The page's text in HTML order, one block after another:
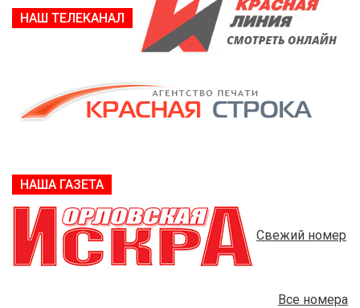
НАШ ТЕЛЕКАНАЛ
НАША ГАЗЕТА
Свежий номер
Все номера